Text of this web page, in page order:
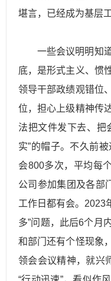
堪言，已经成为基层
一些会议明明知
底，是形式主义、惯
领导干部政绩观错位
位，担心上级精神传
法把文件发下去、把
实”的帽子。不久前
会800多次，平均每
公司参加集团及各部
工作日都有会。2023
多”问题，此后6个月
和部门还有个怪现象
领会会议精神，就兴